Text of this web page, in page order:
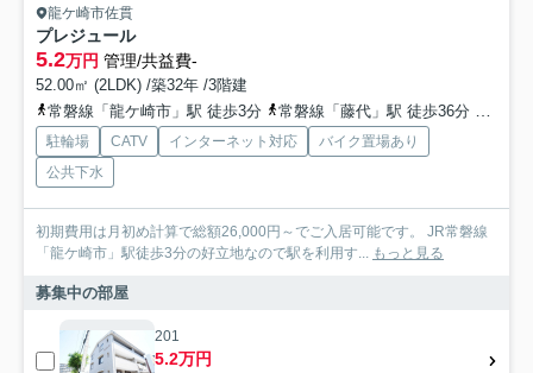
龍ケ崎市佐貫
プレジュール
5.2万円 管理/共益費-
52.00㎡ (2LDK) /築32年 /3階建
常磐線「龍ケ崎市」駅 徒歩3分
常磐線「藤代」駅 徒歩36分 常磐
駐輪場 CATV インターネット対応
バイク置場あり
公共下水
初期費用は月初め計算で総額26,000円～でご入居可能です。 JR常磐線
「龍ケ崎市」駅徒歩3分の好立地なので駅を利用す... もっと見る
募集中の部屋
201
5.2万円